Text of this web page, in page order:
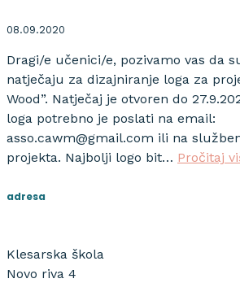
08.09.2020
Dragi/e učenici/e, pozivamo vas da
natječaju za dizajniranje loga za
Wood”. Natječaj je otvoren do
loga potrebno je poslati na email:
asso.cawm@gmail.com ili na
projekta. Najbolji logo bit… Pročitaj
adresa
Klesarska škola
Novo riva 4